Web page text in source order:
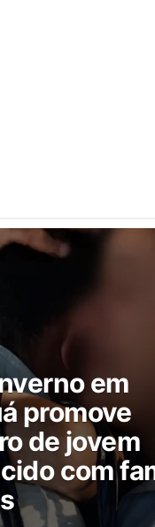
em
promove
de jovem
com